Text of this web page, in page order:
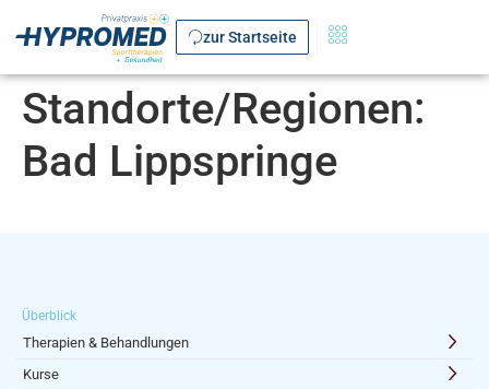
zur Startseite
Standorte/Regionen:
Bad Lippspringe
Überblick
Therapien & Behandlungen
Kurse